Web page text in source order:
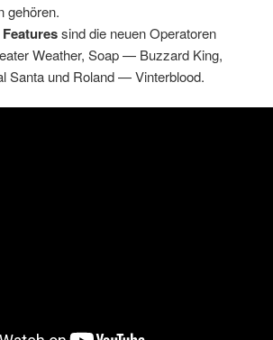
gehören.
sind die neuen Operatoren
Weather, Soap — Buzzard King,
Santa und Roland — Vinterblood.